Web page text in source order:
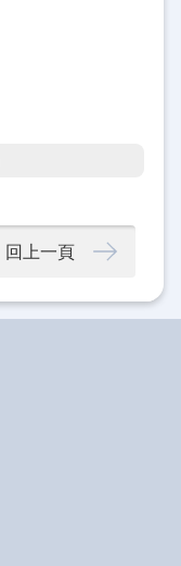
回上一頁